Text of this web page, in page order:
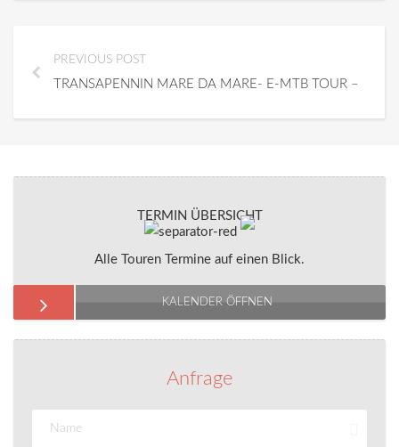
PREVIOUS POST
TRANSAPENNIN MARE DA MARE- E-MTB TOUR – FUN
TERMIN ÜBERSICHT
Alle Touren Termine auf einen Blick.
KALENDER ÖFFNEN
Anfrage